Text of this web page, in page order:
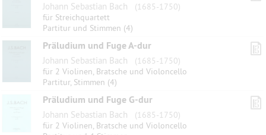
Johann Sebastian Bach
(1685-1750)
für Streichquartett
Partitur und Stimmen (4)
Präludium und Fuge A-dur
Johann Sebastian Bach
(1685-1750)
für 2 Violinen, Bratsche und Violoncello
Partitur, Stimmen (4)
Präludium und Fuge G-dur
Johann Sebastian Bach
(1685-1750)
für 2 Violinen, Bratsche und Violoncello